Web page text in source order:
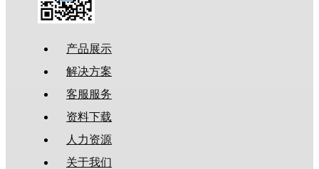
产品展示
解决方案
客服服务
资料下载
人力资源
关于我们